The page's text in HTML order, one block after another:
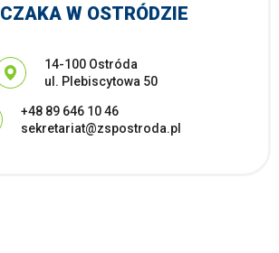
W OSTRÓDZIE
Adres pocztowy:
14-100 Ostróda
ul. Plebiscytowa 50
+48 89 646 10 46
sekretariat@zspostroda.pl